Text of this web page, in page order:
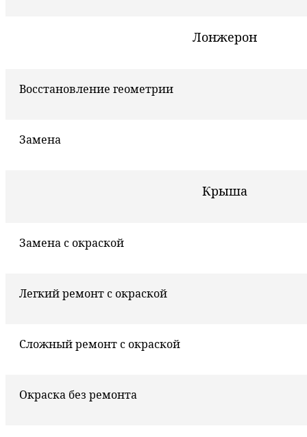
Лонжерон
Восстановление геометрии
Замена
Крыша
Замена с окраской
Легкий ремонт с окраской
Сложный ремонт с окраской
Окраска без ремонта